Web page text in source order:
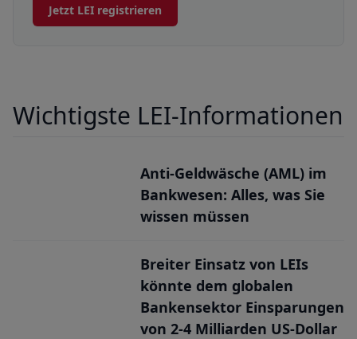
Jetzt LEI registrieren
Wichtigste LEI-Informationen
Anti-Geldwäsche (AML) im
Bankwesen: Alles, was Sie
wissen müssen
Breiter Einsatz von LEIs
könnte dem globalen
Bankensektor Einsparungen
von 2-4 Milliarden US-Dollar